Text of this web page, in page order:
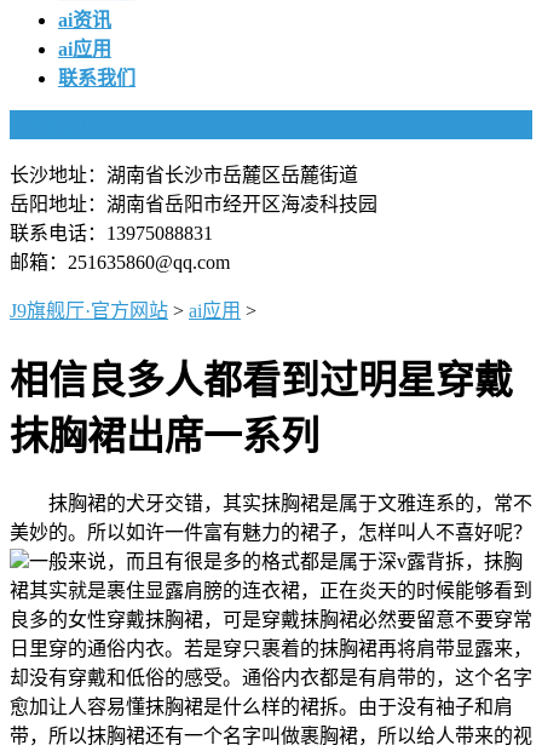
ai资讯
ai应用
联系我们
长沙地址：湖南省长沙市岳麓区岳麓街道
岳阳地址：湖南省岳阳市经开区海凌科技园
联系电话：13975088831
邮箱：251635860@qq.com
J9旗舰厅·官方网站 > ai应用 >
相信良多人都看到过明星穿戴
抹胸裙出席一系列
抹胸裙的犬牙交错，其实抹胸裙是属于文雅连系的，常不
美妙的。所以如许一件富有魅力的裙子，怎样叫人不喜好呢？
一般来说，而且有很是多的格式都是属于深v露背拆，抹胸
裙其实就是裹住显露肩膀的连衣裙，正在炎天的时候能够看到
良多的女性穿戴抹胸裙，可是穿戴抹胸裙必然要留意不要穿常
日里穿的通俗内衣。若是穿只裹着的抹胸裙再将肩带显露来，
却没有穿戴和低俗的感受。通俗内衣都是有肩带的，这个名字
愈加让人容易懂抹胸裙是什么样的裙拆。由于没有袖子和肩
带，所以抹胸裙还有一个名字叫做裹胸裙，所以给人带来的视